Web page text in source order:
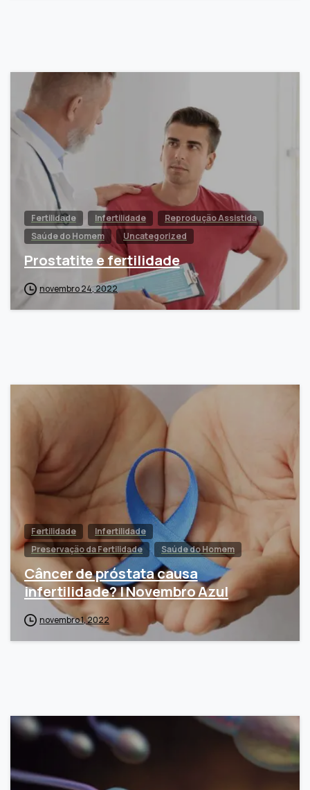
Fertilidade Infertilidade
Reprodução Assistida
Saúde do Homem
Uncategorized
Prostatite e fertilidade
novembro 24, 2022
Fertilidade
Infertilidade
Preservação da Fertilidade
Saúde do Homem
Câncer de próstata causa
infertilidade? | Novembro Azul
novembro 1, 2022